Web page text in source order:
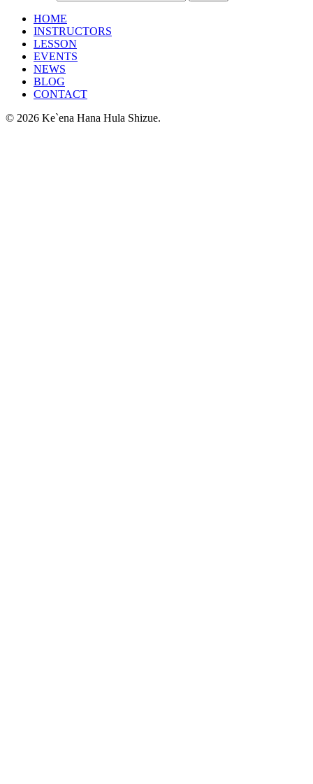
HOME
INSTRUCTORS
LESSON
EVENTS
NEWS
BLOG
CONTACT
© 2026 Ke`ena Hana Hula Shizue.